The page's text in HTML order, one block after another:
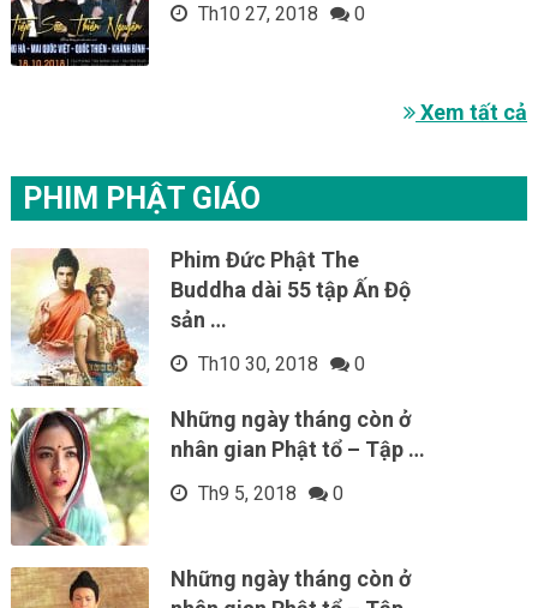
Th10 27, 2018 0
Xem tất cả
PHIM PHẬT GIÁO
Phim Đức Phật The
Buddha dài 55 tập Ấn Độ
sản …
Th10 30, 2018 0
Những ngày tháng còn ở
nhân gian Phật tổ – Tập …
Th9 5, 2018 0
Những ngày tháng còn ở